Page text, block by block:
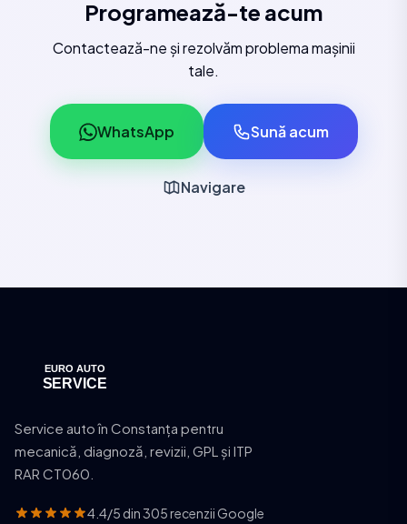
Programează-te acum
Contactează-ne și rezolvăm problema mașinii
tale.
WhatsApp Sună acum
Navigare
Service auto în Constanța pentru
mecanică, diagnoză, revizii, GPL și ITP
RAR CT060.
4.4/5 din 305 recenzii Google